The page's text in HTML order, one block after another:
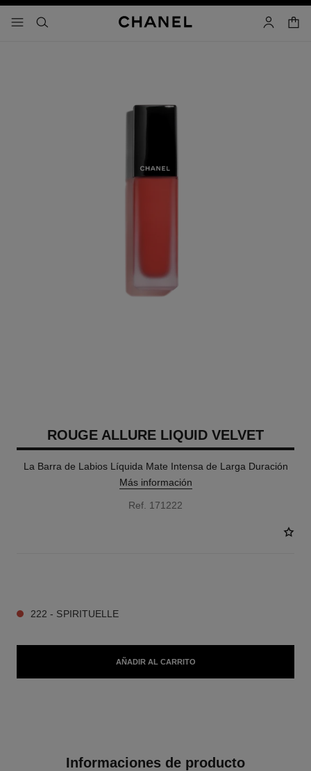
- navegación principal
buscar cuenta
ROUGE ALLURE LIQUID VELVET
La Barra de Labios Líquida Mate Intensa de Larga Duración
Más información
Ref. 171222
222 - SPIRITUELLE
AÑADIR AL CARRITO
Informaciones de producto